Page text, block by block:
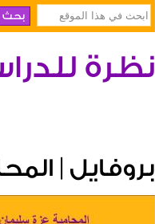
نظرة
بروفايل |